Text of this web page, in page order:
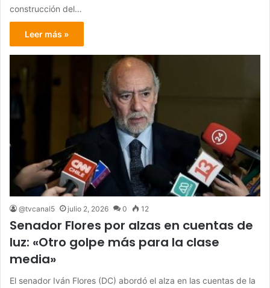
construcción del…
Leer más »
@tvcanal5 julio 2, 2026 0 12
Senador Flores por alzas en cuentas de
luz: «Otro golpe más para la clase
media»
El senador Iván Flores (DC) abordó el alza en las cuentas de la